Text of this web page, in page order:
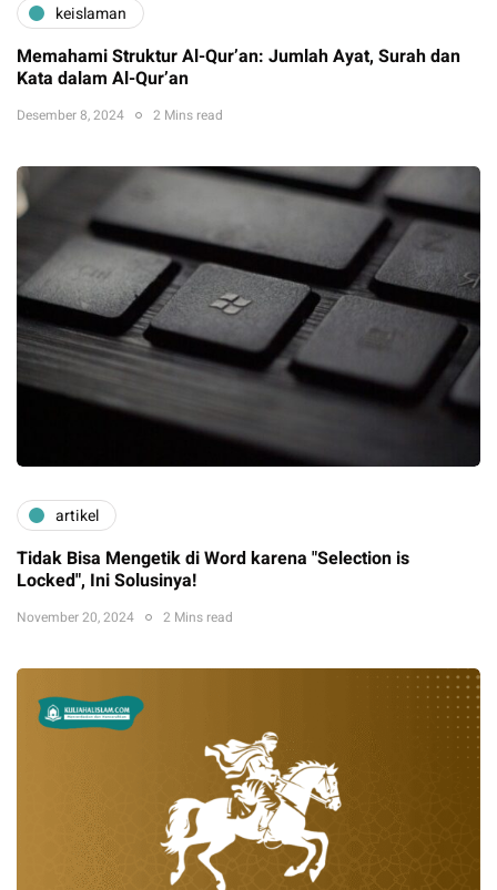
keislaman
Memahami Struktur Al-Qur’an: Jumlah Ayat, Surah dan
Kata dalam Al-Qur’an
Desember 8, 2024 2 Mins read
artikel
Tidak Bisa Mengetik di Word karena "Selection is
Locked", Ini Solusinya!
November 20, 2024 2 Mins read